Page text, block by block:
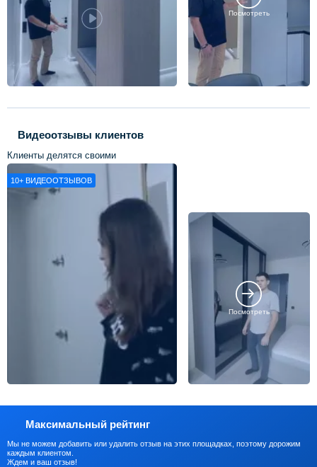
Посмотреть
Видеоотзывы клиентов
Клиенты делятся своими
впечатлениями о нашей работе
10+ ВИДЕООТЗЫВОВ
Посмотреть
Максимальный рейтинг
Мы не можем добавить или удалить отзыв на этих площадках, поэтому дорожим
каждым клиентом.
Ждем и ваш отзыв!